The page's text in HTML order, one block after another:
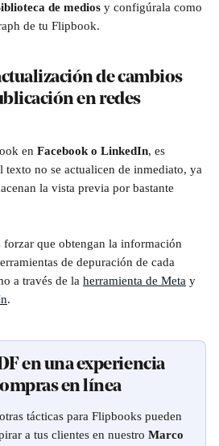
de medios y configúrala como
de tu Flipbook.
de cambios
en redes
en Facebook o LinkedIn, es
texto no se actualicen de inmediato, ya
la vista previa por bastante
forzar que obtengan la información
de depuración de cada
a través de la herramienta de Meta y
.
en una experiencia
en línea
tácticas para Flipbooks pueden
a tus clientes en nuestro Marco